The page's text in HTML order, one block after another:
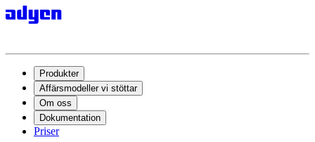
Produkter
Affärsmodeller vi stöttar
Om oss
Dokumentation
Priser